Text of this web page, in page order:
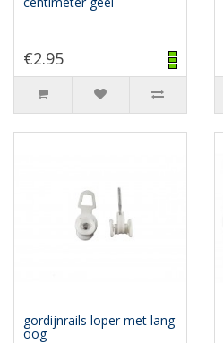
€2.95
gordijnrails loper met lang
oog